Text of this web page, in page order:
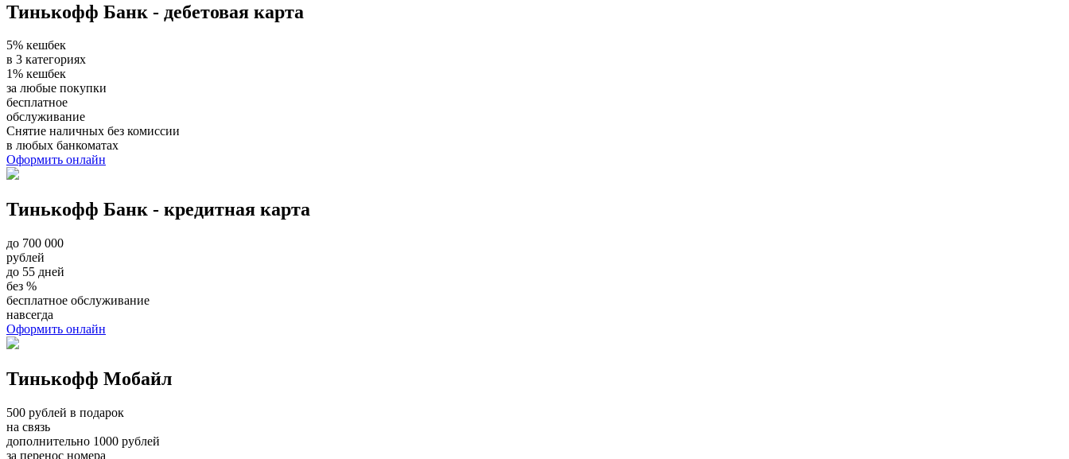
Тинькофф Банк - дебетовая карта
5% кешбек
в 3 категориях
1% кешбек
за любые покупки
бесплатное
обслуживание
Снятие наличных без комиссии
в любых банкоматах
Оформить онлайн
Тинькофф Банк - кредитная карта
до 700 000
рублей
до 55 дней
без %
бесплатное обслуживание
навсегда
Оформить онлайн
Тинькофф Мобайл
500 рублей в подарок
на связь
дополнительно 1000 рублей
за перенос номера